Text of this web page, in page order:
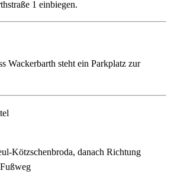
1 einbiegen.
Wackerbarth steht ein Parkplatz zur
Kötzschenbroda, danach Richtung